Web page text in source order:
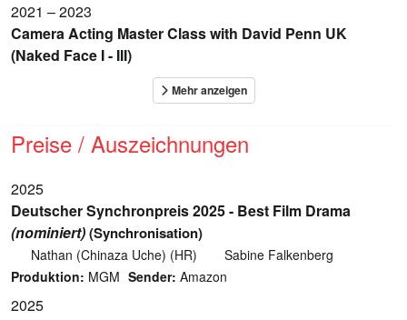
2021 – 2023
Camera Acting Master Class with David Penn UK
(Naked Face I - III)
Preise / Auszeichnungen
2025
Deutscher Synchronpreis 2025 - Best Film Drama
(nominiert)(Synchronisation)
Nathan (Chinaza Uche) (HR)
Sabine Falkenberg
Produktion: MGM Sender: Amazon
2025